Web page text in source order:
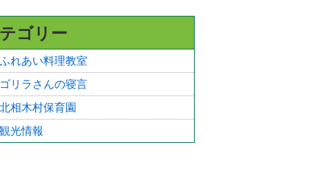
ゴリー
ふれあい料理教室
ゴリラさんの寝言
北相木村保育園
観光情報